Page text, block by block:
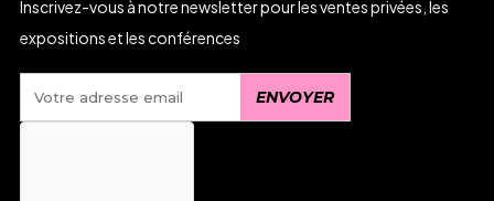
Inscrivez-vous à notre newsletter pour les ventes privées, les
expositions et les conférences